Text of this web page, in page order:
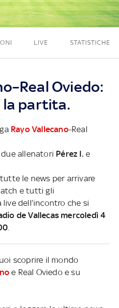
- 0
LIVE STATISTICHE
Oviedo:
la partita.
Rayo Vallecano-Real
allenatori Pérez I. e
le news per arrivare
e tutti gli
dell’incontro che si
de Vallecas mercoledì 4
scoprire il mondo
e Real Oviedo e su